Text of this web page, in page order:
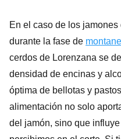
En el caso de los
durante la fase de
cerdos de Lorenzana se
densidad de encinas y
óptima de bellotas y
alimentación no solo
del jamón, sino que